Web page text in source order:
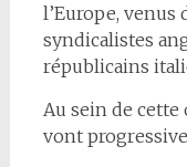
l’Europe,
syndicalistes
républicains
Au sein de cette
vont